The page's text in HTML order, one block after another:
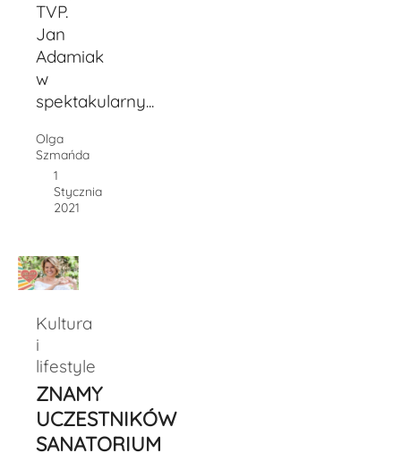
TVP.
Jan
Adamiak
w
spektakularny...
Olga
Szmańda
1
Stycznia
2021
Kultura
i
lifestyle
ZNAMY
UCZESTNIKÓW
SANATORIUM